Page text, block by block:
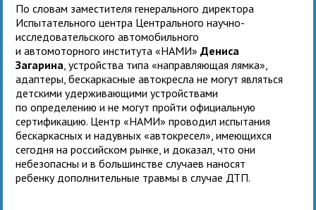
По словам заместителя генерального директора
Испытательного центра Центрального научно-
исследовательского автомобильного
и автомоторного института «НАМИ»Дениса
Загарина , устройства типа «направляющая лямка»,
адаптеры, бескаркасные автокресла не могут являться
детскими удерживающими устройствами
по определению и не могут пройти официальную
сертификацию. Центр «НАМИ» проводил испытания
бескаркасных и надувных «автокресел», имеющихся
сегодня на российском рынке, и доказал, что они
небезопасны и в большинстве случаев наносят
ребенку дополнительные травмы в случае ДТП.